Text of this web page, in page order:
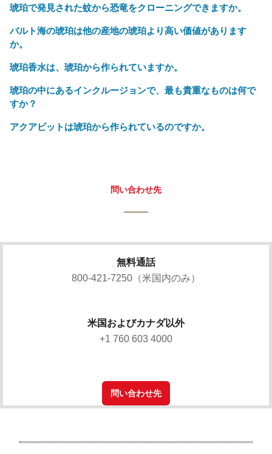
琥珀で発見された蚊から恐竜をクローニングできますか。
バルト海の琥珀は他の産地の琥珀より高い価値があります
か。
琥珀香水は、琥珀から作られていますか。
琥珀の中にあるインクルージョンで、最も貴重なものは何で
すか？
アクアビットは琥珀から作られているのですか。
問い合わせ先
無料通話
800-421-7250（米国内のみ）
米国およびカナダ以外
+1 760 603 4000
問い合わせ先